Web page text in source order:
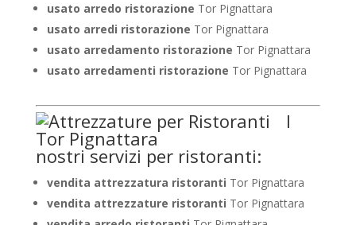
usato arredo ristorazione Tor Pignattara
usato arredi ristorazione Tor Pignattara
usato arredamento ristorazione Tor Pignattara
usato arredamenti ristorazione Tor Pignattara
I
nostri servizi per ristoranti:
vendita attrezzatura ristoranti Tor Pignattara
vendita attrezzature ristoranti Tor Pignattara